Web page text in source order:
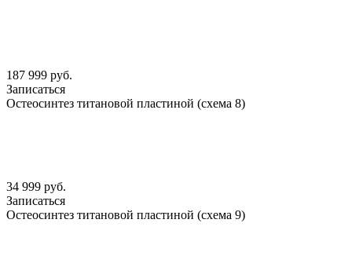
187 999 руб.
Записаться
Остеосинтез титановой пластиной (схема 8)
34 999 руб.
Записаться
Остеосинтез титановой пластиной (схема 9)